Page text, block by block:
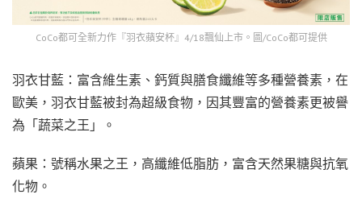
CoCo都可全新力作『羽衣蘋安杯』4/18飄仙上市。圖/CoCo都可提供
羽衣甘藍：富含維生素、鈣質與膳食纖維等多種營養素，在
歐美，羽衣甘藍被封為超級食物，因其豐富的營養素更被譽
為「蔬菜之王」。
蘋果：號稱水果之王，高纖維低脂肪，富含天然果糖與抗氧
化物。